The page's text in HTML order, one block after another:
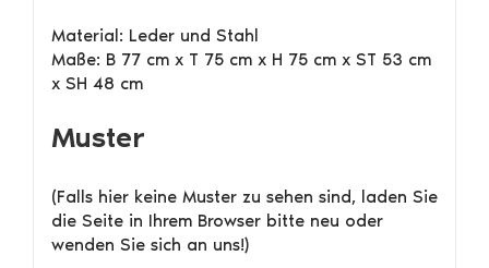
Material: Leder und Stahl
Maße: B 77 cm x T 75 cm x H 75 cm x ST 53 cm
x SH 48 cm
Muster
(Falls hier keine Muster zu sehen sind, laden Sie
die Seite in Ihrem Browser bitte neu oder
wenden Sie sich an uns!)